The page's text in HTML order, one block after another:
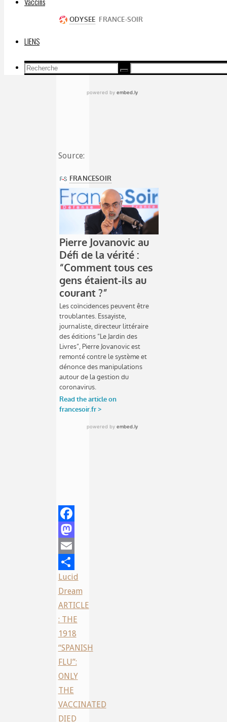
LIENS
Recherche
Recherche
Source:
Facebook
Mastodon
Email
Share
Lucid
Dream
ARTICLE
: THE
1918
“SPANISH
FLU”:
ONLY
THE
VACCINATED
DIED